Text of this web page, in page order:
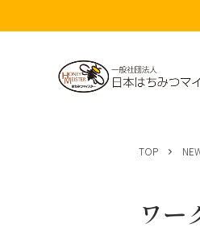
TOP
ワー